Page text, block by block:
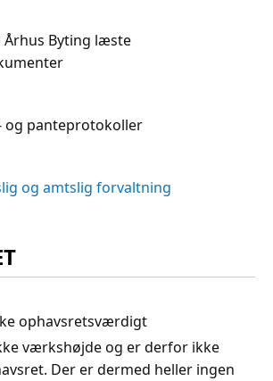
Århus Byting læste
og panteprotokoller
og amtslig forvaltning
ophavsretsværdigt
værkshøjde og er derfor ikke
Der er dermed heller ingen